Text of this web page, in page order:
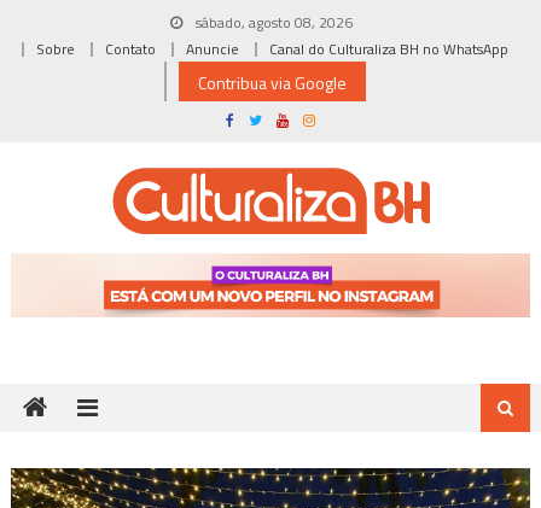
sábado, agosto 08, 2026
Sobre
Contato Anuncie Canal do Culturaliza BH no WhatsApp
Contribua via Google